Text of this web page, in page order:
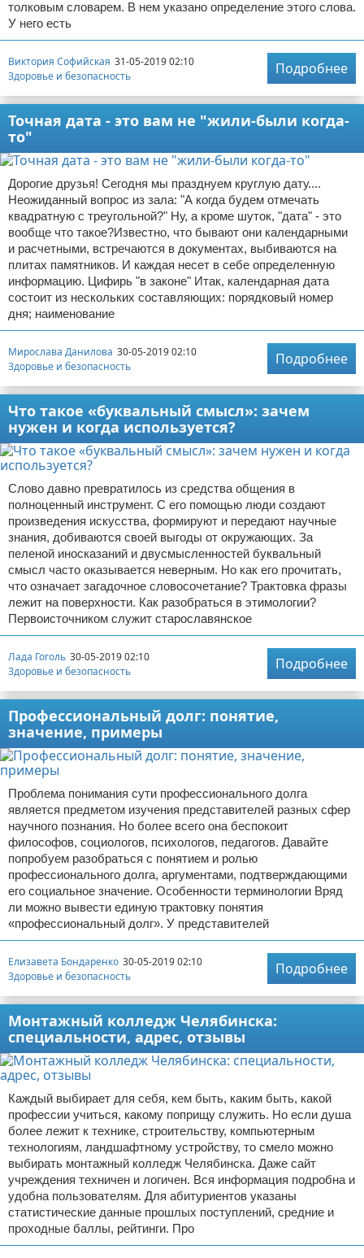
толковым словарем. В нем указано определение этого слова.
У него есть
Виктория Софийская 31-05-2019 02:10
Здоровье и безопасность
Подробнее
Точная дата - это вам не "жили-были когда-
то"
Дорогие друзья! Сегодня мы празднуем круглую дату....
Неожиданный вопрос из зала: "А когда будем отмечать
квадратную с треугольной?" Ну, а кроме шуток, "дата" - это
вообще что такое?Известно, что бывают они календарными
и расчетными, встречаются в документах, выбиваются на
плитах памятников. И каждая несет в себе определенную
информацию. Цифирь "в законе" Итак, календарная дата
состоит из нескольких составляющих: порядковый номер
дня; наименование
Мирослава Данилова 30-05-2019 02:10
Здоровье и безопасность
Подробнее
Что такое «буквальный смысл»: зачем
нужен и когда используется?
Слово давно превратилось из средства общения в
полноценный инструмент. С его помощью люди создают
произведения искусства, формируют и передают научные
знания, добиваются своей выгоды от окружающих. За
пеленой иносказаний и двусмысленностей буквальный
смысл часто оказывается неверным. Но как его прочитать,
что означает загадочное словосочетание? Трактовка фразы
лежит на поверхности. Как разобраться в этимологии?
Первоисточником служит старославянское
Лада Гоголь 30-05-2019 02:10
Здоровье и безопасность
Подробнее
Профессиональный долг: понятие,
значение, примеры
Проблема понимания сути профессионального долга
является предметом изучения представителей разных сфер
научного познания. Но более всего она беспокоит
философов, социологов, психологов, педагогов. Давайте
попробуем разобраться с понятием и ролью
профессионального долга, аргументами, подтверждающими
его социальное значение. Особенности терминологии Вряд
ли можно вывести единую трактовку понятия
«профессиональный долг». У представителей
Елизавета Бондаренко 30-05-2019 02:10
Здоровье и безопасность
Подробнее
Монтажный колледж Челябинска:
специальности, адрес, отзывы
Каждый выбирает для себя, кем быть, каким быть, какой
профессии учиться, какому поприщу служить. Но если душа
более лежит к технике, строительству, компьютерным
технологиям, ландшафтному устройству, то смело можно
выбирать монтажный колледж Челябинска. Даже сайт
учреждения техничен и логичен. Вся информация подробна и
удобна пользователям. Для абитуриентов указаны
статистические данные прошлых поступлений, средние и
проходные баллы, рейтинги. Про